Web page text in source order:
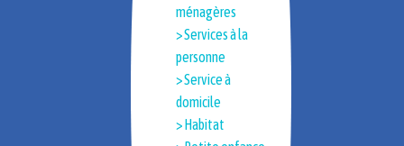
ménagères
> Services à la
personne
> Service à
domicile
> Habitat